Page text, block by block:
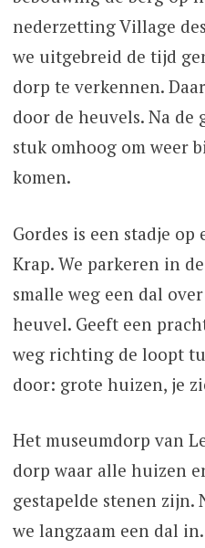
nederzetting Village
we uitgebreid de tijd
dorp te verkennen.
door de heuvels. Na de
stuk omhoog om weer
komen.
Gordes is een stadje
Krap. We parkeren in
smalle weg een dal
heuvel. Geeft een
weg richting de loopt
door: grote huizen, je
Het museumdorp van
dorp waar alle huizen
gestapelde stenen zijn.
we langzaam een dal